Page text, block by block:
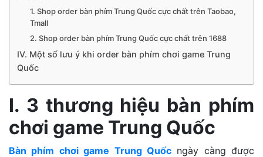
1. Shop order bàn phím Trung Quốc cực chất trên Taobao,
Tmall
2. Shop order bàn phím Trung Quốc cực chất trên 1688
IV. Một số lưu ý khi order bàn phím chơi game Trung
Quốc
I. 3 thương hiệu bàn phím
chơi game Trung Quốc
Bàn phím chơi game Trung Quốcngày càng được